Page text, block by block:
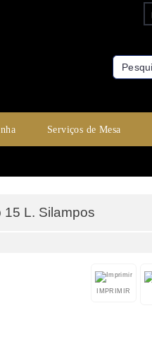
Serviços de Mesa
15 L. Silampos
IMPRIMIR